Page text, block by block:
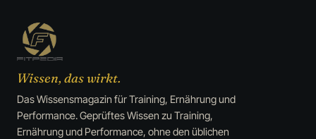
Wissen, das wirkt.
Das Wissensmagazin für Training, Ernährung und
Performance. Geprüftes Wissen zu Training,
Ernährung und Performance, ohne den üblichen